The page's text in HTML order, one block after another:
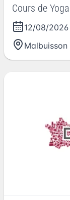
Cours de Yoga
12/08/2026
Malbuisson